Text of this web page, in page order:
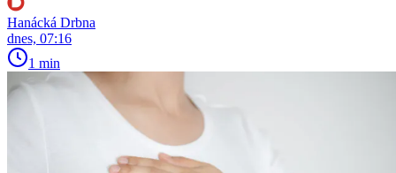
Hanácká Drbna
dnes, 07:16
1 min